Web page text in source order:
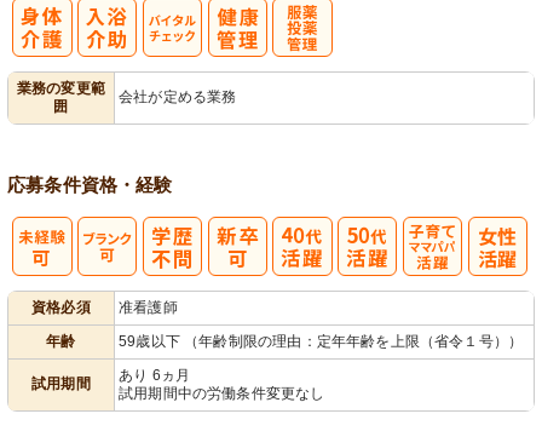
業務の変更範
囲
会社が定める業務
応募条件資格・経験
資格必須
准看護師
年齢
59歳以下 （年齢制限の理由：定年年齢を上限（省令１号））
試用期間
あり 6ヵ月
試用期間中の労働条件変更なし